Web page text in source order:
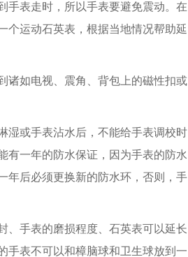
手表走时，所以手表要避免震动。在
个运动石英表，根据当地情况帮助延
如电视、震角、背包上的磁性扣或
或手表沾水后，不能给手表调校时
有一年的防水保证，因为手表的防水
年后必须更换新的防水环，否则，手
手表的磨损程度、石英表可以延长
手表不可以和樟脑球和卫生球放到一